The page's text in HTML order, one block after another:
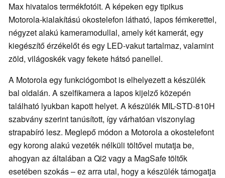
Max hivatalos termékfotóit. A képeken egy tipikus
Motorola-kialakítású okostelefon látható, lapos fémkerettel,
négyzet alakú kameramodullal, amely két kamerát, egy
kiegészítő érzékelőt és egy LED-vakut tartalmaz, valamint
zöld, világoskék vagy fekete hátsó panellel.
A Motorola egy funkciógombot is elhelyezett a készülék
bal oldalán. A szelfikamera a lapos kijelző közepén
található lyukban kapott helyet. A készülék MIL-STD-810H
szabvány szerint tanúsított, így várhatóan viszonylag
strapabíró lesz. Meglepő módon a Motorola a okostelefont
egy korong alakú vezeték nélküli töltővel mutatja be,
ahogyan az általában a Qi2 vagy a MagSafe töltők
esetében szokás – ez arra utal, hogy a készülék támogatja